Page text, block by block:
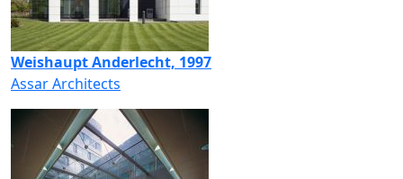
Weishaupt Anderlecht, 1997
Assar Architects